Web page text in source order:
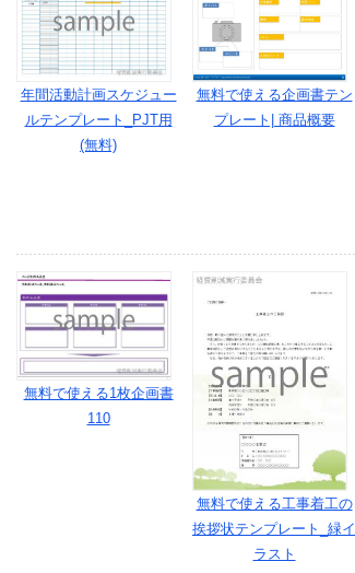
年間活動計画スケジュー
ルテンプレート_PJT用
(無料)
無料で使える企画書テン
プレート| 商品概要
無料で使える1枚企画書
110
無料で使える工事着工の
挨拶状テンプレート_緑イ
ラスト